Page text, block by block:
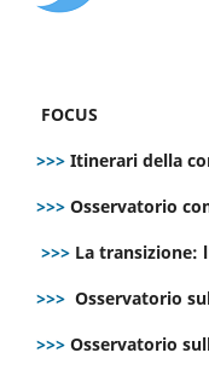
FOCUS
>>> Itinerari della
>>> Osservatorio
>>> La transizione:
>>> Osservatorio
>>> Osservatorio